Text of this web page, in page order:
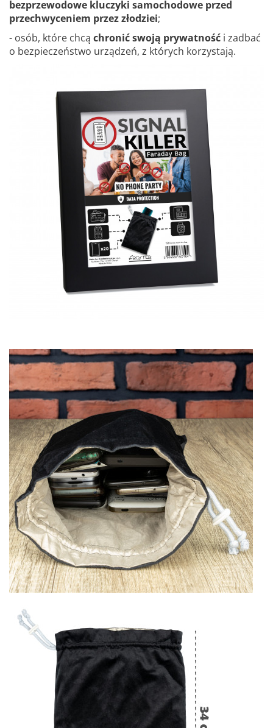
bezprzewodowe kluczyki samochodowe przed
przechwyceniem przez złodziei;
- osób, które chcą chronić swoją prywatność i zadbać
o bezpieczeństwo urządzeń, z których korzystają.